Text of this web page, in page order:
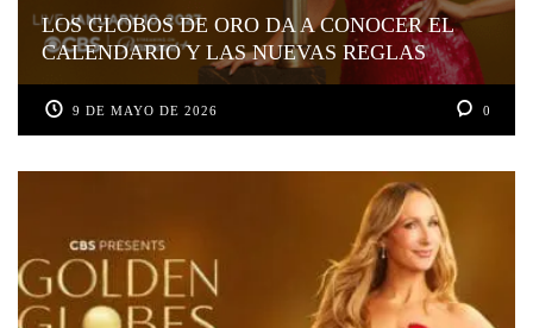
LOS GLOBOS DE ORO DA A CONOCER EL
CALENDARIO Y LAS NUEVAS REGLAS
9 DE MAYO DE 2026 0